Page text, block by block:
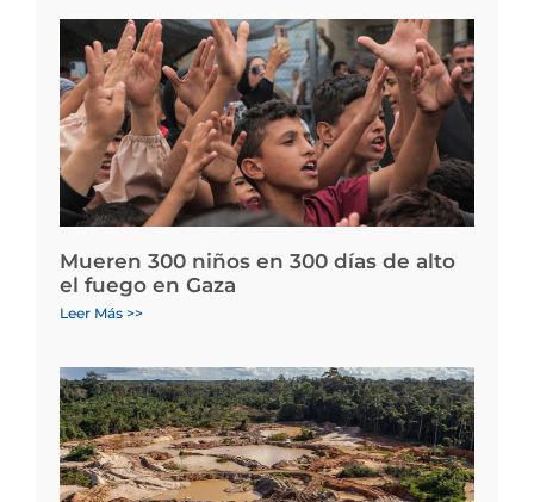
Mueren 300 niños en 300 días de alto
el fuego en Gaza
Leer Más >>